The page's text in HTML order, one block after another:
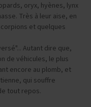
oryx, hyènes, lynx
Très à leur aise, en
et quelques
Autant dire que,
de véhicules, le plus
encore au plomb, et
qui souffre
tout repos.